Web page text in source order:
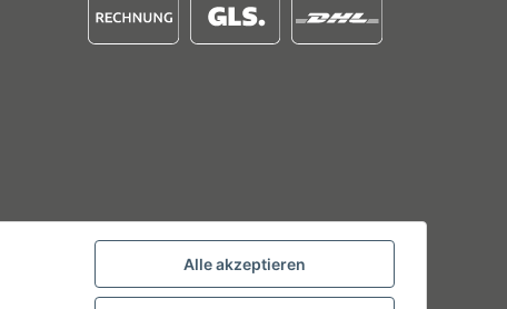
Alle akzeptieren